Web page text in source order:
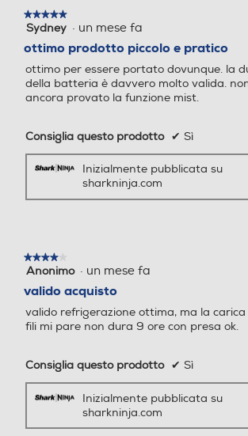
★★★★★
★★★★★
5
5
stelle.
Sydney · un mese fa
ottimo prodotto piccolo e pratico
ottimo per essere portato dovunque. la
della batteria è davvero molto valida.
ancora provato la funzione mist.
Consiglia questo prodotto ✔ Sì
Inizialmente pubblicata su
sharkninja.com
★★★★★
★★★★★
4
stelle.
Anonimo · un mese fa
valido acquisto
valido refrigerazione ottima, ma la carica
fili mi pare non dura 9 ore con presa ok.
Consiglia questo prodotto ✔ Sì
Inizialmente pubblicata su
sharkninja.com